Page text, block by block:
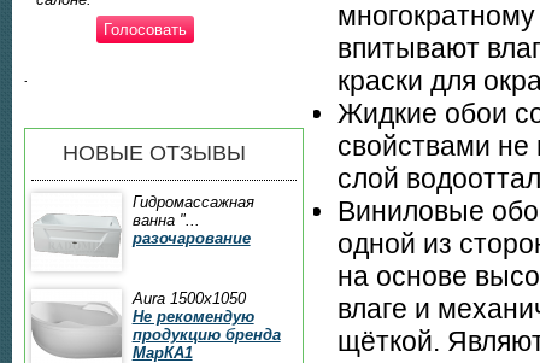
НОВЫЕ ОТЗЫВЫ
Гидромассажная
ванна "...
разочарование
Aura 1500x1050
Не рекомендую
продукцию бренда
МарКА1
впитывают
краски для
Жидкие обои
свойствами не
слой
Виниловые
одной из
на основе
влаге и
щёткой.